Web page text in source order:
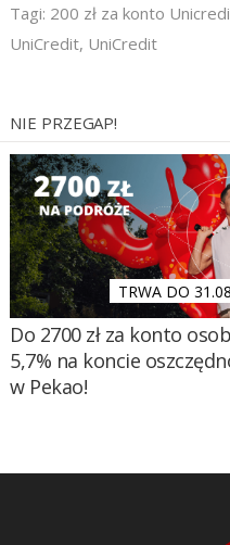
Tagi: 200 zł za konto
UniCredit, UniCredit
NIE PRZEGAP!
TRWA DO
Do 2700 zł za konto
5,7% na koncie
w Pekao!